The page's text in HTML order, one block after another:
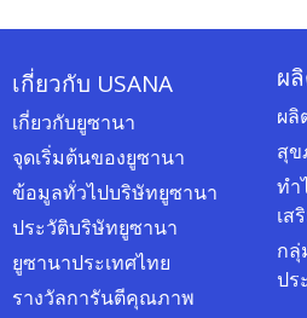
เกี่ยวกับ USANA
เกี่ยวกับยูซานา
จุดเริ่มต้นของยูซานา
ข้อมูลทั่วไปบริษัทยูซานา
ประวัติบริษัทยูซานา
ยูซานาประเทศไทย
รางวัลการันตีคุณภาพ
ผ
ผ
สุ
ทำ
เส
ก
ปร